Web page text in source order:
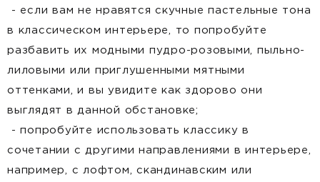
- если вам не нравятся скучные пастельные тона
в классическом интерьере, то попробуйте
разбавить их модными пудро-розовыми, пыльно-
лиловыми или приглушенными мятными
оттенками, и вы увидите как здорово они
выглядят в данной обстановке;
- попробуйте использовать классику в
сочетании с другими направлениями в интерьере,
например, с лофтом, скандинавским или